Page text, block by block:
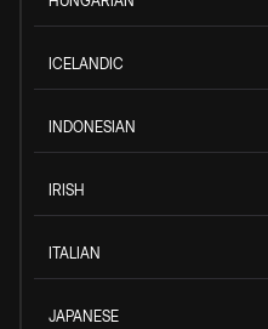
ICELANDIC
INDONESIAN
IRISH
ITALIAN
JAPANESE